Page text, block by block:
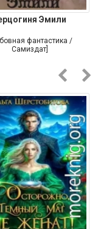
Эмили
фантастика /
Самиздат]